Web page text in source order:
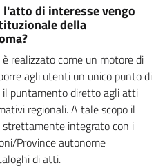
di interesse vengo
della
realizzato come un motore di
agli utenti un unico punto di
il puntamento diretto agli atti
regionali. A tale scopo il
strettamente integrato con i
Province autonome
di atti.